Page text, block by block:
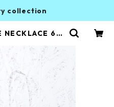
collection